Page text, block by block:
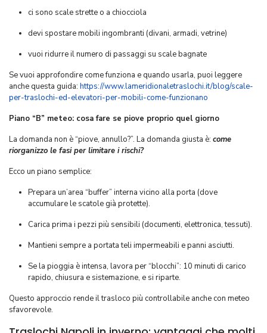
ci sono scale strette o a chiocciola
devi spostare mobili ingombranti (divani, armadi, vetrine)
vuoi ridurre il numero di passaggi su scale bagnate
Se vuoi approfondire come funziona e quando usarla, puoi leggere
anche questa guida: https://www.lameridionaletraslochi.it/blog/scale-
per-traslochi-ed-elevatori-per-mobili-come-funzionano
Piano “B” meteo: cosa fare se piove proprio quel giorno
La domanda non è “piove, annullo?”. La domanda giusta è: come
riorganizzo le fasi per limitare i rischi?
Ecco un piano semplice:
Prepara un’area “buffer” interna vicino alla porta (dove
accumulare le scatole già protette).
Carica prima i pezzi più sensibili (documenti, elettronica, tessuti).
Mantieni sempre a portata teli impermeabili e panni asciutti.
Se la pioggia è intensa, lavora per “blocchi”: 10 minuti di carico
rapido, chiusura e sistemazione, e si riparte.
Questo approccio rende il trasloco più controllabile anche con meteo
sfavorevole.